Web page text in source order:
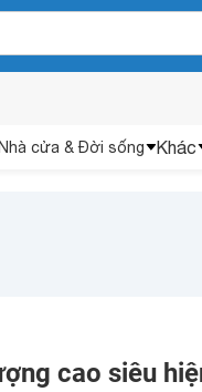
Nhà cửa & Đời sống Khác
cao siêu